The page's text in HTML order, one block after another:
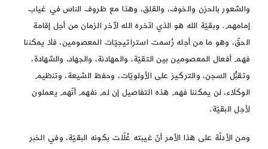
والشعور بالحزن والخوف، والقلق، وهذا مع ظروف الناس في غياب
إمامهم. وبقيّة الله هو الذي ادّخره الله لآخر الزمان من أجل إقامة
الحقّ، وهو ما من أجله رُسمت استراتيجيّات المعصومين، فلا يمكننا
فهم أفعال المعصومين بين التقيّة، والمهادنة، والجهاد، والشهادة،
وتقبُّل السجن، والتركيز على الأولويّات، وحفظ الشيعة، وتنظيم
الوكلاء، لن يمكننا فهم هذه التفاصيل إن لم نفهم أنّهم يعملون
لأجل البقيّة.
ومن الأدلّة على هذا الأمر أنّ غيبته عُلّلت بكونه البقيّة، وفي الخبر